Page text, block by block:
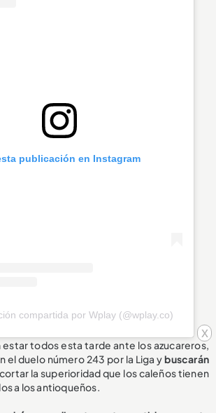
x
publicación en Instagram
compartida por Wplay (@wplay.co)
estar todos esta tarde ante los azucareros,
el duelo número 243 por la Liga ybuscarán
la superioridad que los caleños tienen
a los antioqueños.